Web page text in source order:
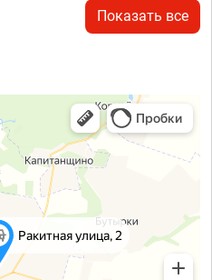
Показать все